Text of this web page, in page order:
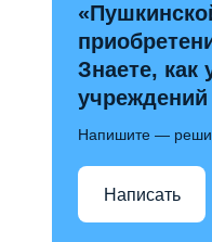
Знаете, как
Напишите —
Написать